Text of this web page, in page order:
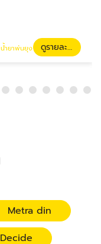
ำยาพ่นยุง ดูรายละเอียด
Metra din
Decide